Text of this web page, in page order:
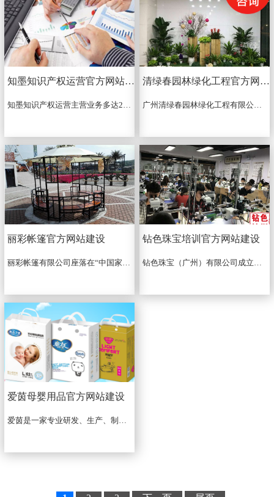
知墨知识产权运营官方网站建设
知墨知识产权运营主营业务多达200余种，包含专利申请、商标注册、版权登记、专利挖掘、知识产权管理咨询、数据查新检索、专利监控、知识产权布局运营等业务于一体，覆盖了技术研发、电子商务、交易管理和金融等各个行业，为客户引进和制定全方位的知识产权解决方案，是华南地区颇具规模与实力的知识产权服务机构之一。...
清绿春园林绿化工程官方网站建设
广州清绿春园林绿化工程有限公司是一家集绿化租赁、绿化工程、园林养护、垂直绿化墙项目设计、施工、养护于一体的中国现代民营企业。...
丽彩帐篷官方网站建设
丽彩帐篷有限公司座落在“中国家具之都” 顺德，公司占地面积5000多平方米，位于珠三角腹地，北邻广州,南近港澳，水陆交通方便，本公司通过借鉴国外技术并自己设计、生产、销售各类篷房，尖顶 蓬，吊顶蓬，救灾帐篷，伸缩蓬，推拉蓬，各式遮阳篷，帐篷配件，庭院太阳伞，凉亭等户外家具的现代企业，是目前国内实力较强的帐篷专业制造公司。...
钻色珠宝培训官方网站建设
钻色珠宝（广州）有限公司成立于1998年，坐落在全国最大珠宝聚集地——广州番禺，多年来钻色专注于珠宝首饰制造及珠宝专业培训的研究与创新，目前已成为专业的珠宝首饰制造及珠宝专业培训品牌。...
爱茵母婴用品官方网站建设
爱茵是一家专业研发、生产、制造婴儿纸尿裤，纸尿片,拉拉裤，母婴两用巾为一体的企业集群。拥有现代化生产流水线和无尘生产车间，生产出来的产品必须经过检验室检验,产品合格后才能在市场上流通。...